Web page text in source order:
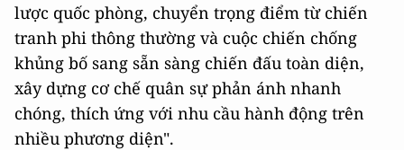
lược quốc phòng, chuyển trọng điểm từ chiến
tranh phi thông thường và cuộc chiến chống
khủng bố sang sẵn sàng chiến đấu toàn diện,
xây dựng cơ chế quân sự phản ánh nhanh
chóng, thích ứng với nhu cầu hành động trên
nhiều phương diện".